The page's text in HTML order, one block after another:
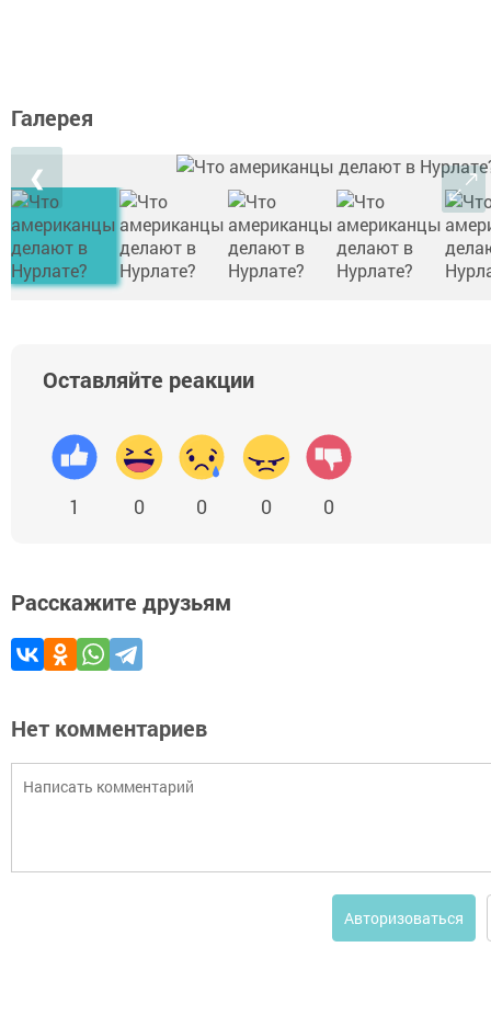
Галерея
❮
Оставляйте реакции
1 0 0 0 0
Расскажите друзьям
Нет комментариев
Авторизоваться